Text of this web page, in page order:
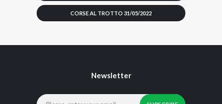
CORSE AL TROTTO 31/05/2022
Newsletter